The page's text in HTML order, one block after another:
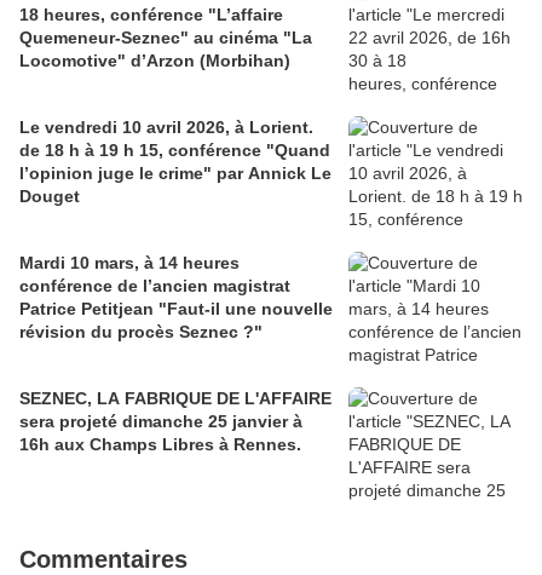
18 heures, conférence "L’affaire
Quemeneur-Seznec" au cinéma "La
Locomotive" d’Arzon (Morbihan)
Le vendredi 10 avril 2026, à Lorient.
de 18 h à 19 h 15, conférence "Quand
l’opinion juge le crime" par Annick Le
Douget
Mardi 10 mars, à 14 heures
conférence de l’ancien magistrat
Patrice Petitjean "Faut-il une nouvelle
révision du procès Seznec ?"
SEZNEC, LA FABRIQUE DE L'AFFAIRE
sera projeté dimanche 25 janvier à
16h aux Champs Libres à Rennes.
Commentaires